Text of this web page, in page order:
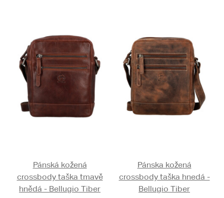
Pánská kožená
crossbody taška tmavě
hnědá - Bellugio Tiber
Pánska kožená
crossbody taška hnedá -
Bellugio Tiber